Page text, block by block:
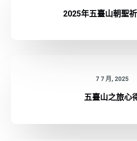
2025年五臺山朝聖
7 7 月, 2025
五臺山之旅心